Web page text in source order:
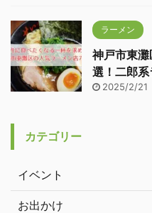
ラーメン
神戸市東
選！二郎
2025/2/21
カテゴリー
イベント
お出かけ